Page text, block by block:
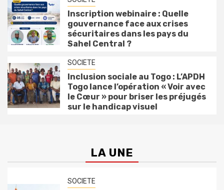
Inscription webinaire : Quelle
gouvernance face aux crises
sécuritaires dans les pays du
Sahel Central ?
SOCIETE
Inclusion sociale au Togo : L’APDH
Togo lance l’opération « Voir avec
le Cœur » pour briser les préjugés
sur le handicap visuel
LA UNE
SOCIETE